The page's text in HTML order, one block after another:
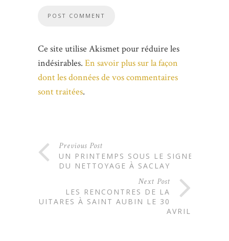
Ce site utilise Akismet pour réduire les
indésirables. En savoir plus sur la façon
dont les données de vos commentaires
sont traitées.
Previous Post
UN PRINTEMPS SOUS LE SIGNE
DU NETTOYAGE À SACLAY
Next Post
LES RENCONTRES DE LA
GUITARES À SAINT AUBIN LE 30
AVRIL